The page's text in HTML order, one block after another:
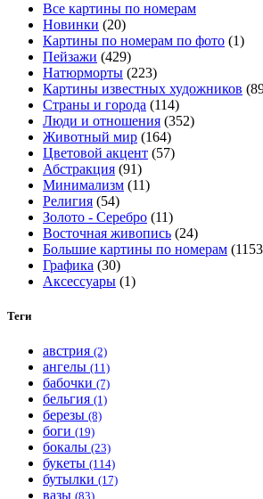
8672.00 ₽
несколько
Опции
выбрать
на
странице
товара.
Все картины по номерам
Новинки (20)
Картины по номерам по фото (1)
Пейзажи (429)
Натюрморты (223)
Картины известных художников
Страны и города (114)
Люди и отношения (352)
Животный мир (164)
Цветовой акцент (57)
Абстракция (91)
Минимализм (11)
Религия (54)
Золото - Серебро (11)
Восточная живопись (24)
Большие картины по номерам
Графика (30)
Аксессуары (1)
Теги
австрия (2)
ангелы (11)
бабочки (7)
бельгия (1)
березы (8)
боги (19)
бокалы (23)
букеты (114)
бутылки (17)
вазы (83)